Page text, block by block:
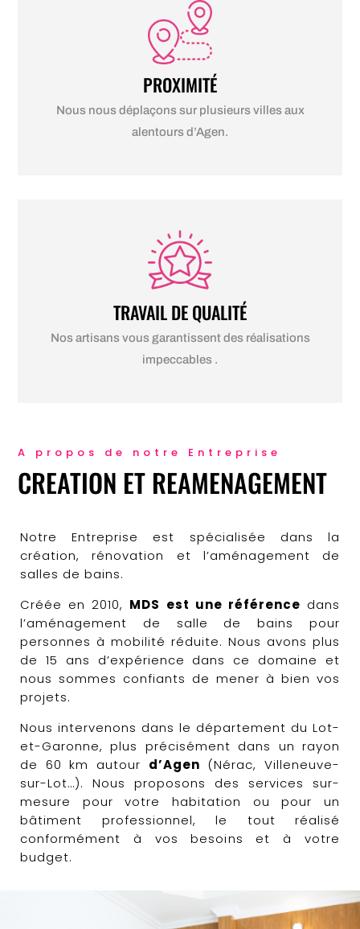
PROXIMITÉ
Nous nous déplaçons sur plusieurs villes aux
alentours d’Agen.
TRAVAIL DE QUALITÉ
Nos artisans vous garantissent des réalisations
impeccables .
A propos de notre Entreprise
CREATION ET REAMENAGEMENT
Notre Entreprise est spécialisée dans la
création, rénovation et l’aménagement de
salles de bains.
Créée en 2010, MDS est une référence dans
l’aménagement de salle de bains pour
personnes à mobilité réduite. Nous avons plus
de 15 ans d’expérience dans ce domaine et
nous sommes confiants de mener à bien vos
projets.
Nous intervenons dans le département du Lot-
et-Garonne, plus précisément dans un rayon
de 60 km autour d’Agen (Nérac, Villeneuve-
sur-Lot…). Nous proposons des services sur-
mesure pour votre habitation ou pour un
bâtiment professionnel, le tout réalisé
conformément à vos besoins et à votre
budget.